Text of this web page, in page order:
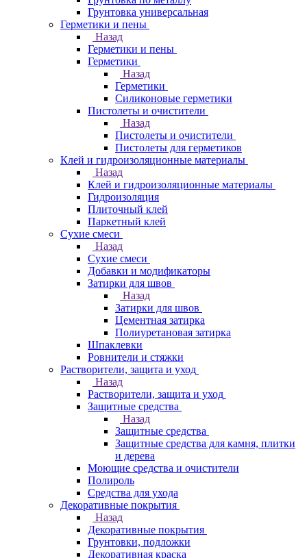
Грунтовка универсальная
Герметики и пены
Назад
Герметики и пены
Герметики
Назад
Герметики
Силиконовые герметики
Пистолеты и очистители
Назад
Пистолеты и очистители
Пистолеты для герметиков
Клей и гидроизоляционные материалы
Назад
Клей и гидроизоляционные материалы
Гидроизоляция
Плиточный клей
Паркетный клей
Сухие смеси
Назад
Сухие смеси
Добавки и модификаторы
Затирки для швов
Назад
Затирки для швов
Цементная затирка
Полиуретановая затирка
Шпаклевки
Ровнители и стяжки
Растворители, защита и уход
Назад
Растворители, защита и уход
Защитные средства
Назад
Защитные средства
Защитные средства для камня, плитки
и дерева
Моющие средства и очистители
Полироль
Средства для ухода
Декоративные покрытия
Назад
Декоративные покрытия
Грунтовки, подложки
Декоративная краска